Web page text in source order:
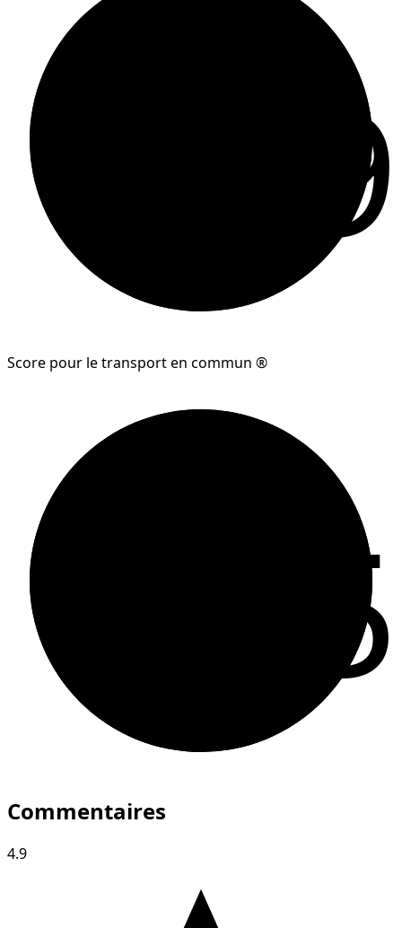
69
Score pour le transport en commun ®
55
Commentaires
4.9